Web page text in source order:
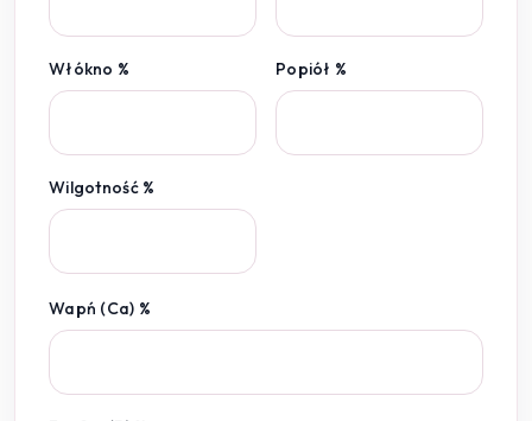
Włókno % Popiół %
Wilgotność %
Wapń (Ca) %